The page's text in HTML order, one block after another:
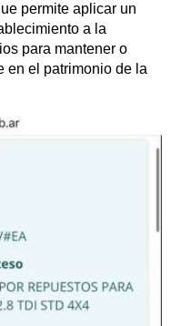
permite aplicar un
a la
para mantener o
en el patrimonio de la